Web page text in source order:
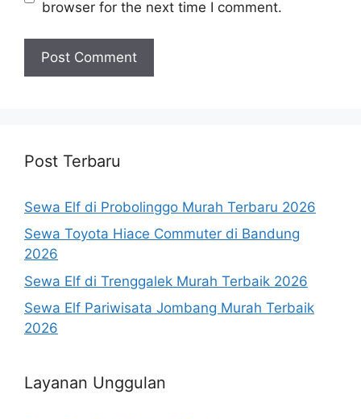
browser for the next time I comment.
Post Terbaru
Sewa Elf di Probolinggo Murah Terbaru 2026
Sewa Toyota Hiace Commuter di Bandung
2026
Sewa Elf di Trenggalek Murah Terbaik 2026
Sewa Elf Pariwisata Jombang Murah Terbaik
2026
Layanan Unggulan